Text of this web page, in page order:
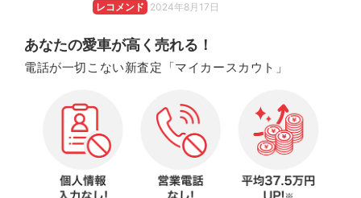
レコメンド 2024年8月17日
あなたの愛車が高く売れる！
電話が一切こない新査定「マイカースカウト」